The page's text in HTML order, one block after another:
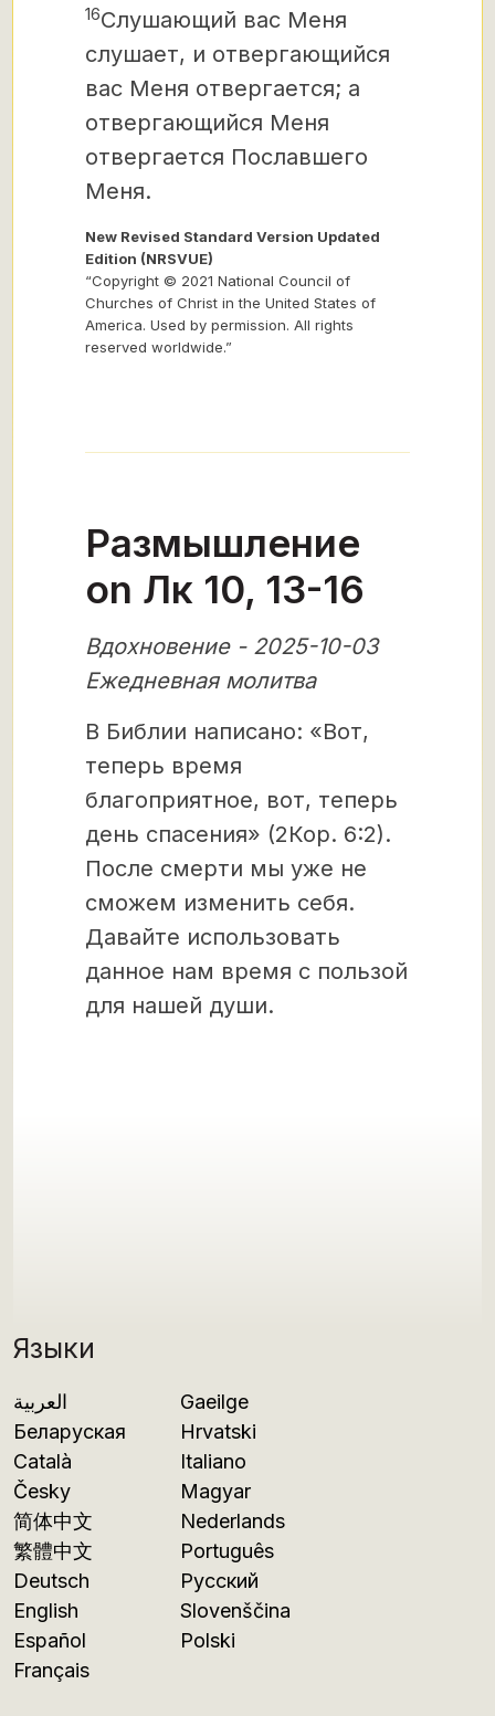
Языки
العربية
Беларуская
Català
Česky
简体中文
繁體中文
Deutsch
English
Español
Français
Gaeilge
Hrvatski
Italiano
Magyar
Nederlands
Português
Русский
Slovenščina
Polski
16Слушающий вас Меня
слушает, и отвергающийся
вас Меня отвергается; а
отвергающийся Меня
отвергается Пославшего
Меня.
New Revised Standard Version Updated
Edition (NRSVUE)
“Copyright © 2021 National Council of
Churches of Christ in the United States of
America. Used by permission. All rights
reserved worldwide.”
Размышление
on Лк 10, 13-16
Вдохновение - 2025-10-03
Ежедневная молитва
В Библии написано: «Вот,
теперь время
благоприятное, вот, теперь
день спасения» (2Кор. 6:2).
После смерти мы уже не
сможем изменить себя.
Давайте использовать
данное нам время с пользой
для нашей души.